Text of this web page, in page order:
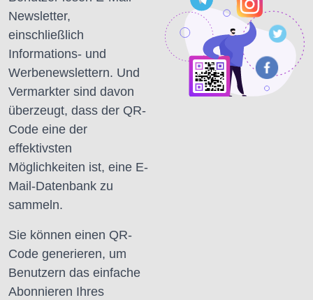
Newsletter,
einschließlich
Informations- und
Werbenewslettern. Und
Vermarkter sind davon
überzeugt, dass der QR-
Code eine der
effektivsten
Möglichkeiten ist, eine E-
Mail-Datenbank zu
sammeln.
Sie können einen QR-
Code generieren, um
Benutzern das einfache
Abonnieren Ihres